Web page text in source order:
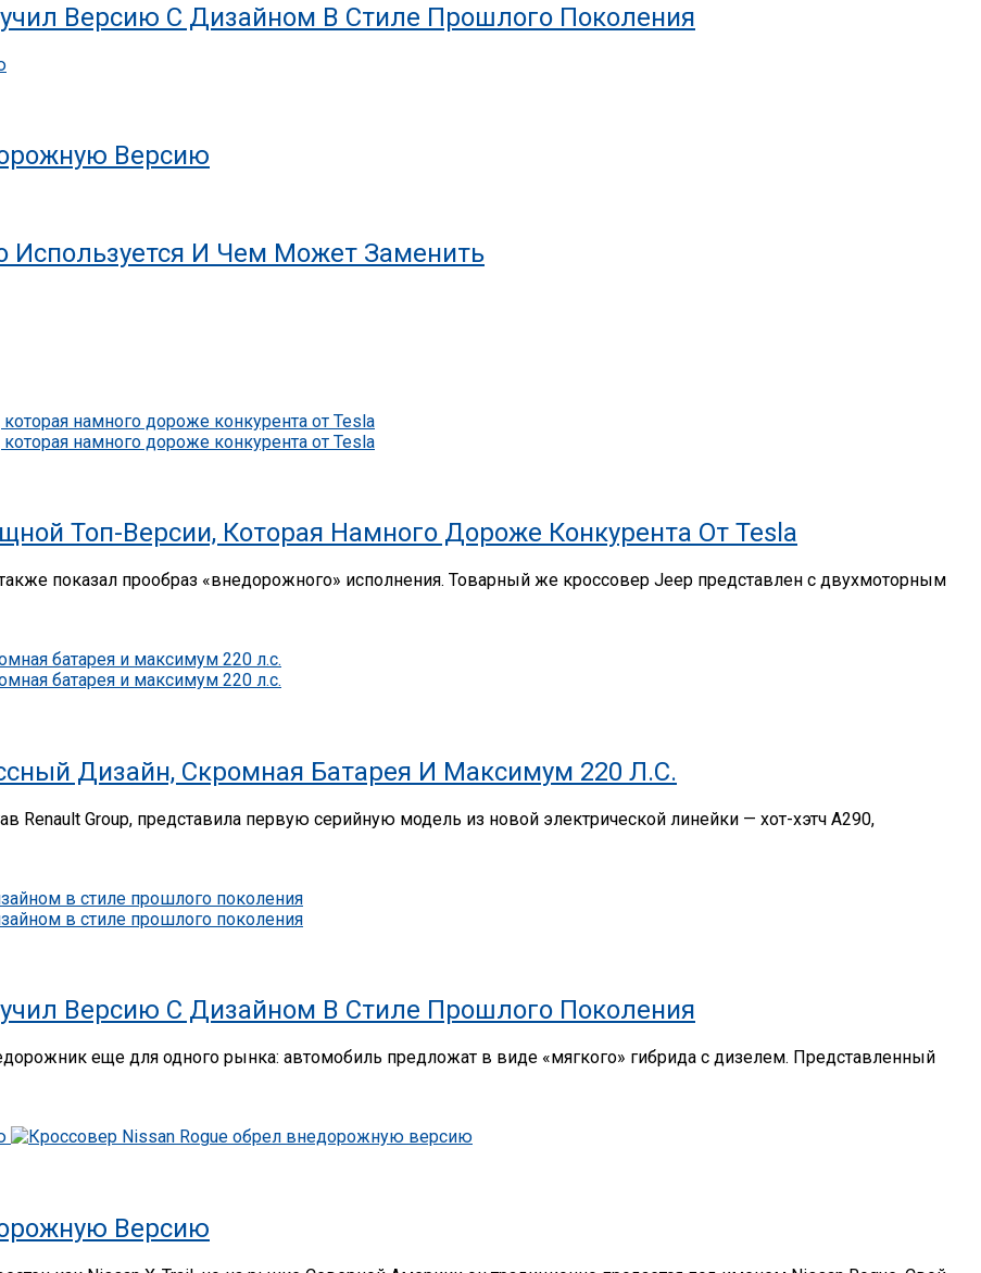
Версию С Дизайном В Стиле Прошлого Поколения
Версию
Используется И Чем Может Заменить
Топ-Версии, Которая Намного Дороже Конкурента От Tesla
показал прообраз «внедорожного» исполнения. Товарный же кроссовер Jeep представлен с двухмоторным
Дизайн, Скромная Батарея И Максимум 220 Л.с.
Renault Group, представила первую серийную модель из новой электрической линейки — хот-хэтч A290,
Версию С Дизайном В Стиле Прошлого Поколения
еще для одного рынка: автомобиль предложат в виде «мягкого» гибрида с дизелем. Представленный
Версию